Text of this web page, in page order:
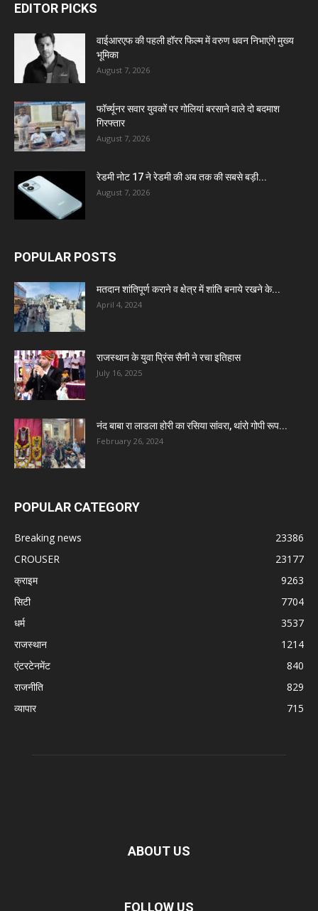
EDITOR PICKS
वाईआरएफ की पहली हॉरर फिल्म में वरुण धवन निभाएंगे मुख्य
भूमिका
August 7, 2026
फॉर्च्यूनर सवार युवकों पर गोलियां बरसाने वाले दो बदमाश
गिरफ्तार
August 7, 2026
रेडमी नोट 17 ने रेडमी की अब तक की सबसे बड़ी...
August 7, 2026
POPULAR POSTS
मतदान शांतिपूर्ण कराने व क्षेत्र में शांति बनाये रखने के...
April 4, 2024
राजस्थान के युवा प्रिंस सैनी ने रचा इतिहास
July 16, 2025
नंद बाबा रा लाडला होरी का रसिया सांवरा, थांरो गोपी रूप...
February 26, 2024
POPULAR CATEGORY
Breaking news
23386
CROUSER
23177
क्राइम
9263
सिटी
7704
धर्म
3537
राजस्थान
1214
एंटरटेनमेंट
840
राजनीति
829
व्यापार
715
ABOUT US
FOLLOW US